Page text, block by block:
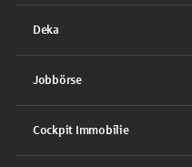
Deka
Jobbörse
Cockpit Immobilie